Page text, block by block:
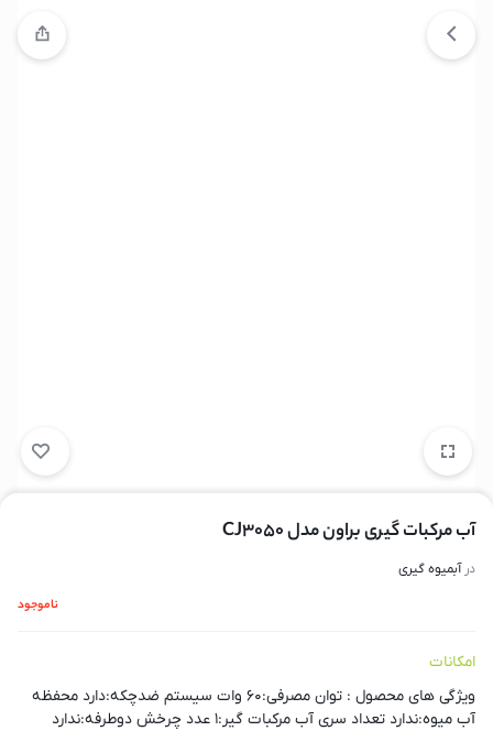
آب مرکبات گیری براون مدل CJ3050
درآبمیوه گیری
ناموجود
امکانات
ویژگی های محصول : توان مصرفی:۶۰ وات سیستم ضدچکه:دارد محفظه
آب میوه:ندارد تعداد سری آب مرکبات گیر:۱ عدد چرخش دوطرفه:ندارد